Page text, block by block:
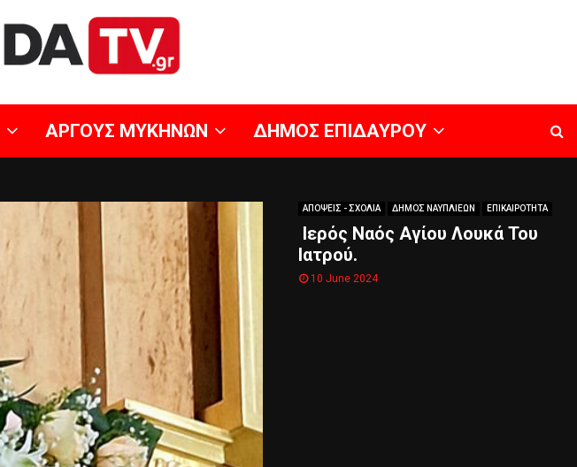
ΑΡΓΟΥΣ ΜΥΚΗΝΩΝ ΔΗΜΟΣ ΕΠΙΔΑΥΡΟΥ
ΑΠΟΨΕΙΣ - ΣΧΟΛΙΑ ΔΗΜΟΣ ΝΑΥΠΛΙΕΩΝ ΕΠΙΚΑΙΡΟΤΗΤΑ
Ιερός Ναός Αγίου Λουκά Του
Ιατρού.
10 June 2024